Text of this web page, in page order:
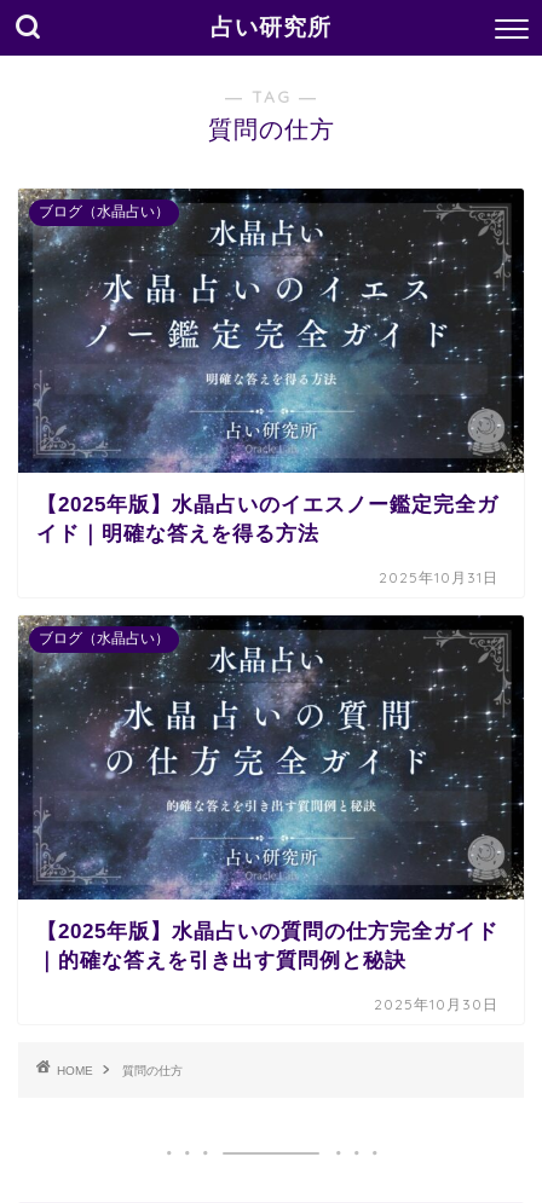
占い研究所
― TAG ―
質問の仕方
ブログ（水晶占い）
【2025年版】水晶占いのイエスノー鑑定完全ガ
イド｜明確な答えを得る方法
2025年10月31日
ブログ（水晶占い）
【2025年版】水晶占いの質問の仕方完全ガイド
｜的確な答えを引き出す質問例と秘訣
2025年10月30日
HOME 質問の仕方